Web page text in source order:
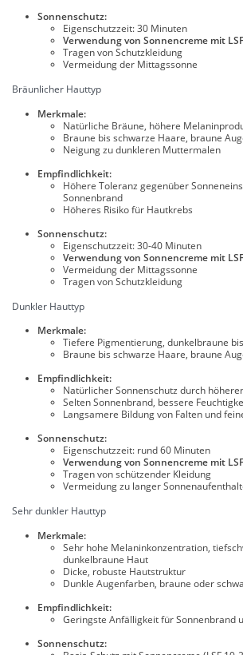
Sonnenschutz:
Eigenschutzzeit: 30 Minuten
Verwendung von Sonnencreme mit
Tragen von Schutzkleidung
Vermeidung der Mittagssonne
Bräunlicher Hauttyp
Merkmale:
Natürliche Bräune, höhere
Braune bis schwarze Haare, braune
Neigung zu dunkleren Muttermalen
Empfindlichkeit:
Höhere Toleranz gegenüber
Sonnenbrand
Höheres Risiko für Hautkrebs
Sonnenschutz:
Eigenschutzzeit: 30-40 Minuten
Verwendung von Sonnencreme mit
Vermeidung der Mittagssonne
Tragen von Schutzkleidung
Dunkler Hauttyp
Merkmale:
Tiefere Pigmentierung, dunkelbraune
Braune bis schwarze Haare, braune
Empfindlichkeit:
Natürlicher Sonnenschutz durch
Selten Sonnenbrand, bessere
Langsamere Bildung von Falten und
Sonnenschutz:
Eigenschutzzeit: rund 60 Minuten
Verwendung von Sonnencreme mit
Tragen von schützender Kleidung
Vermeidung zu langer
Sehr dunkler Hauttyp
Merkmale:
Sehr hohe Melaninkonzentration,
dunkelbraune Haut
Dicke, robuste Hautstruktur
Dunkle Augenfarben, braune oder
Empfindlichkeit:
Geringste Anfälligkeit für Sonnenbrand
Sonnenschutz: